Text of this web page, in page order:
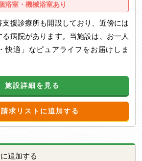
浴室・機械浴室あり
支援診療所も開設しており、近傍には
病院があります。当施設は、お一人
快適」なピュアライフをお届けしま
施設詳細を見る
求リストに追加する
追加する